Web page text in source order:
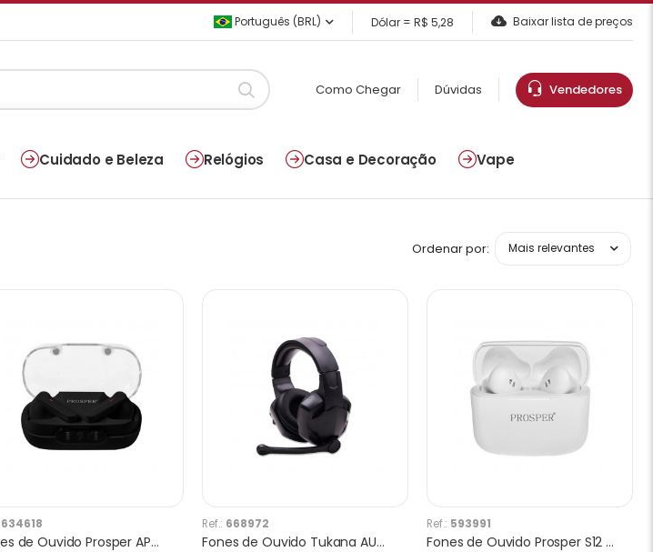
Português (BRL) Dólar = R$ 5,28 Baixar lista de preços
Como Chegar Dúvidas Vendedores
Cuidado e Beleza Relógios Casa e Decoração Vape
Ordenar por:
634618
Fones de Ouvido Prosper APRO-12 Preto
Ref.: 668972
Fones de Ouvido Tukana AUR010 Gaming 3.5mm Preto
Ref.: 593991
Fones de Ouvido Prosper S12 White